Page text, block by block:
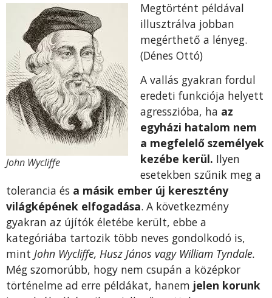
John Wycliffe
Megtörtént példával
illusztrálva jobban
megérthető a lényeg.
(Dénes Ottó)
A vallás gyakran fordul
eredeti funkciója helyett
agresszióba, ha az
egyházi hatalom nem
a megfelelő személyek
kezébe kerül. Ilyen
esetekben szűnik meg a
tolerancia és a másik ember új keresztény
világképének elfogadása. A következmény
gyakran az újítók életébe került, ebbe a
kategóriába tartozik több neves gondolkodó is,
mint John Wycliffe, Husz János vagy William Tyndale.
Még szomorúbb, hogy nem csupán a középkor
történelme ad erre példákat, hanem jelen korunk